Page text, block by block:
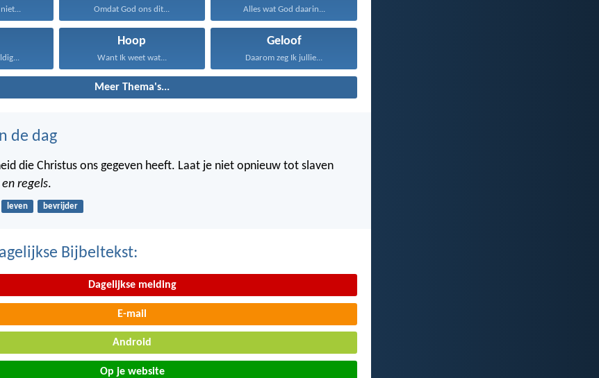
Omdat God ons dit... Alles wat God daarin...
Hoop
Want Ik weet wat...
Geloof
Daarom zeg Ik jullie...
Meer Thema's...
de dag
die Christus ons gegeven heeft. Laat je niet opnieuw tot slaven
regels.
leven bevrijder
Bijbeltekst:
Dagelijkse melding
E-mail
Android
Op je website